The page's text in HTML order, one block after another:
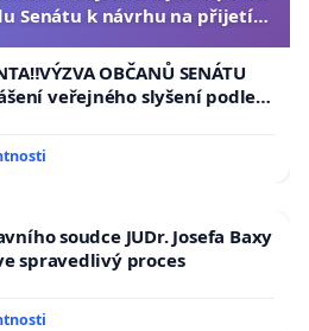
Senátu k návrhu na přijetí
republiky
OBČANŮ SENÁTU
veřejného slyšení podle §
k návrhu na přijetí
soudce JUDr. Josefa Baxy
spravedlivý proces